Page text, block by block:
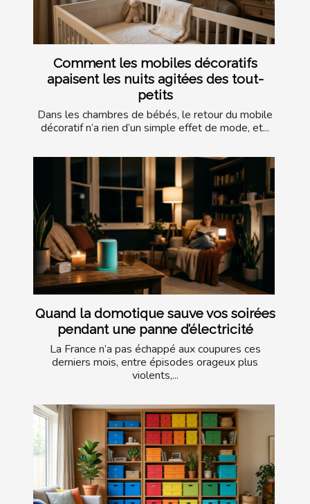
Comment les mobiles décoratifs
apaisent les nuits agitées des tout-
petits
Dans les chambres de bébés, le retour du mobile
décoratif n’a rien d’un simple effet de mode, et...
Quand la domotique sauve vos soirées
pendant une panne d’électricité
La France n’a pas échappé aux coupures ces
derniers mois, entre épisodes orageux plus
violents,...